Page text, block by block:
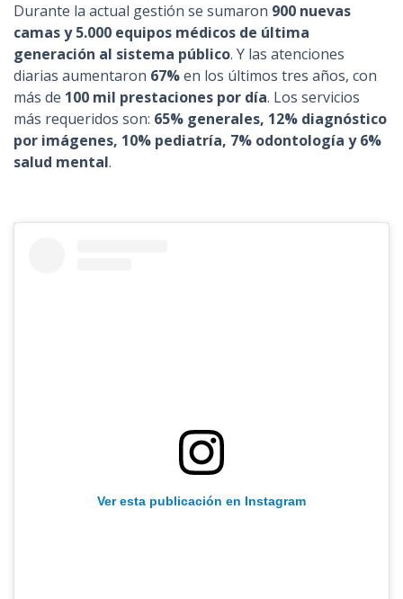
Durante la actual gestión se sumaron 900 nuevas
camas y 5.000 equipos médicos de última
generación al sistema público. Y las atenciones
diarias aumentaron 67%en los últimos tres años, con
más de 100 mil prestaciones por día. Los servicios
más requeridos son: 65% generales, 12% diagnóstico
por imágenes, 10% pediatría, 7% odontología y 6%
salud mental.
Ver esta publicación en Instagram